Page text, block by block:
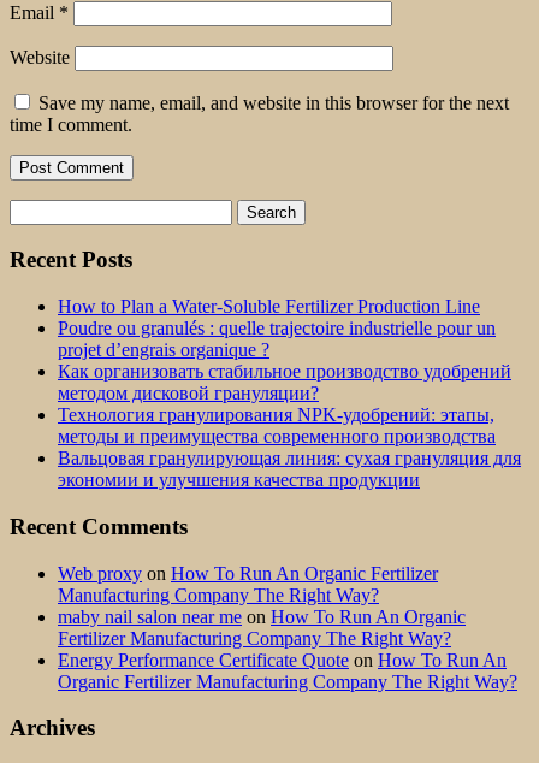
Email *
Website
Save my name, email, and website in this browser for the next
time I comment.
for:
Recent Posts
How to Plan a Water-Soluble Fertilizer Production Line
Poudre ou granulés : quelle trajectoire industrielle pour un
projet d’engrais organique ?
Как организовать стабильное производство удобрений
методом дисковой грануляции?
Технология гранулирования NPK-удобрений: этапы,
методы и преимущества современного производства
Вальцовая гранулирующая линия: сухая грануляция для
экономии и улучшения качества продукции
Recent Comments
Web proxy on How To Run An Organic Fertilizer
Manufacturing Company The Right Way?
maby nail salon near me on How To Run An Organic
Fertilizer Manufacturing Company The Right Way?
Energy Performance Certificate Quote on How To Run An
Organic Fertilizer Manufacturing Company The Right Way?
Archives